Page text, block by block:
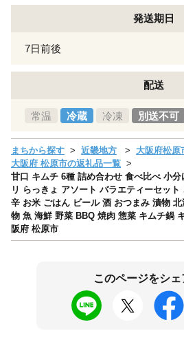
発送期日
7日前後
配送
常温 冷蔵 冷凍 別送不可
まちから探す 近畿地方
大阪府松原
大阪府 松原市の返礼品一覧
甘口 キムチ 6種 詰め合わせ 食べ比べ 小
リ らっきょ アソート バラエティーセッ
辛 お米 ごはん ビール 酒 おつまみ 漬物
物 魚 海鮮 野菜 BBQ 焼肉 惣菜 キムチ鍋
阪府 松原市
このページをシェ